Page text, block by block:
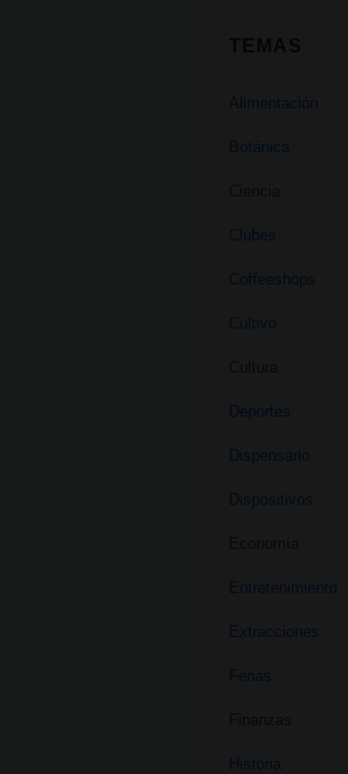
Alimentación
Botánica
Ciencia
Clubes
Coffeeshops
Cultivo
Cultura
Deportes
Dispensario
Dispositivos
Economía
Entretenimiento
Extracciones
Ferias
Finanzas
Historia